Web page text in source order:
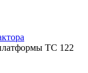
TC 122